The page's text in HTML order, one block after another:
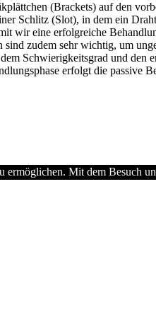
(Brackets) auf den
Schlitz (Slot), in dem ein
wir eine erfolgreiche
zudem sehr wichtig, um
Schwierigkeitsgrad und
erfolgt die passive
Mit dem Besuch